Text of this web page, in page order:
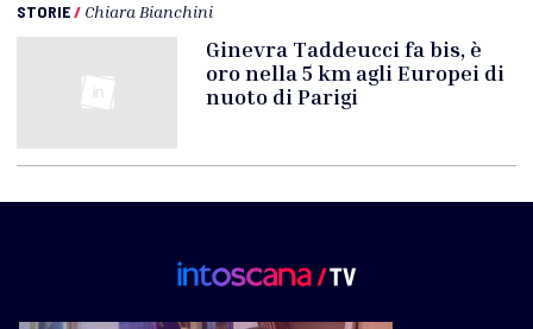
STORIE/ Chiara Bianchini
Ginevra Taddeucci fa bis, è
oro nella 5 km agli Europei di
nuoto di Parigi